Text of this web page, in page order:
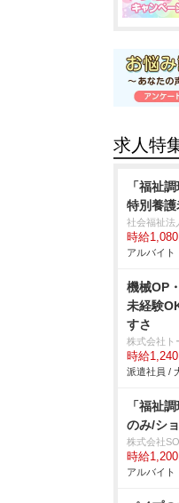
求人特
「福祉
特別養
社会福祉法
時給
アルバイト
機械OP
未経験
すさ
株式会社ト
時給1,240
派遣社員 /
「福祉
のみ/シ
株式会社
時給
アルバイト